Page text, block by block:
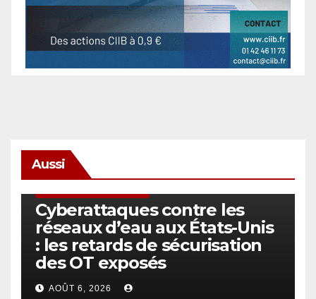
Aussi
Cyberattaques contre les
réseaux d’eau aux États-Unis
: les retards de sécurisation
des OT exposés
AOÛT 6, 2026